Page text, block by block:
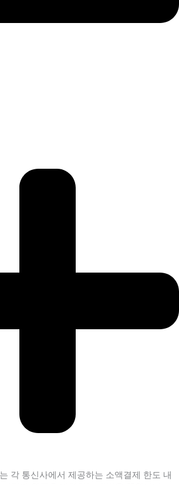
각 통신사에서 제공하는 소액결제 한도 내